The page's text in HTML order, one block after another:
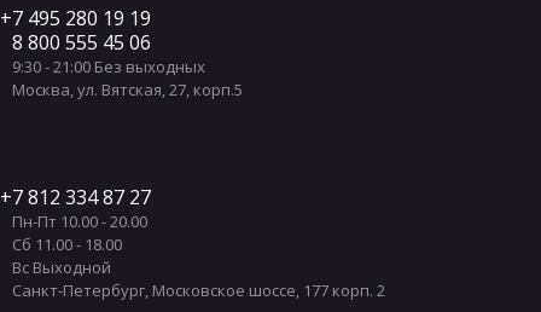
7 495 280 19 19
8 800 555 45 06
9:30 - 21:00 Без выходных
Москва ул. Вятская, 27, корп.5
7 812 334 87 27
Пн-Пт 10.00 - 20.00
Сб 11.00 - 18.00
Вс Выходной
Санкт-Петербург Московское шоссе, 177 корп. 2